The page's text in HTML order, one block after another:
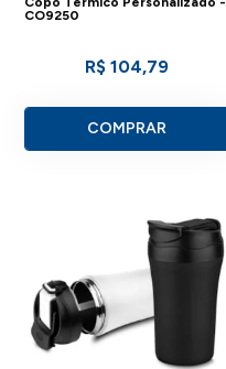
CO9250
R$ 104,79
COMPRAR